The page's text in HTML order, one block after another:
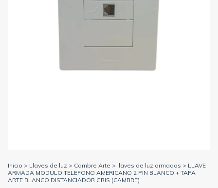
Inicio > Llaves de luz > Cambre Arte > llaves de luz armadas > LLAVE
ARMADA MODULO TELEFONO AMERICANO 2 PIN BLANCO + TAPA
ARTE BLANCO DISTANCIADOR GRIS (CAMBRE)